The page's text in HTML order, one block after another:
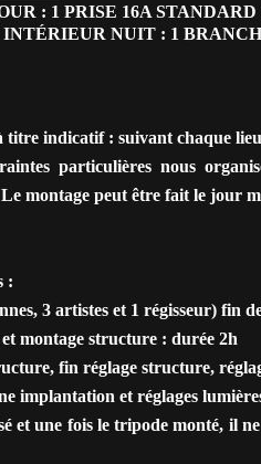
: 1 PRISE 16A STANDARD
NUIT : 1
titre indicatif : suivant chaque
particulières nous
montage peut être fait le jour
:
3 artistes et 1 régisseur) fin
montage structure : durée 2h
fin réglage structure,
implantation et réglages
et une fois le tripode monté, il